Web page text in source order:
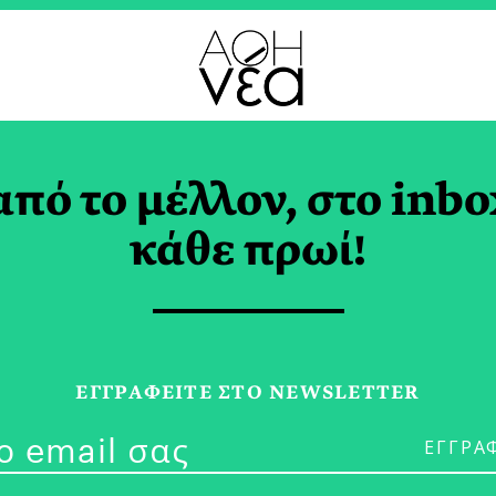
για
το μέλλον, στο
κάθε πρωί!
ΕΓΓPΑΦΕΙΤΕ ΣΤΟ NEWSLETTER